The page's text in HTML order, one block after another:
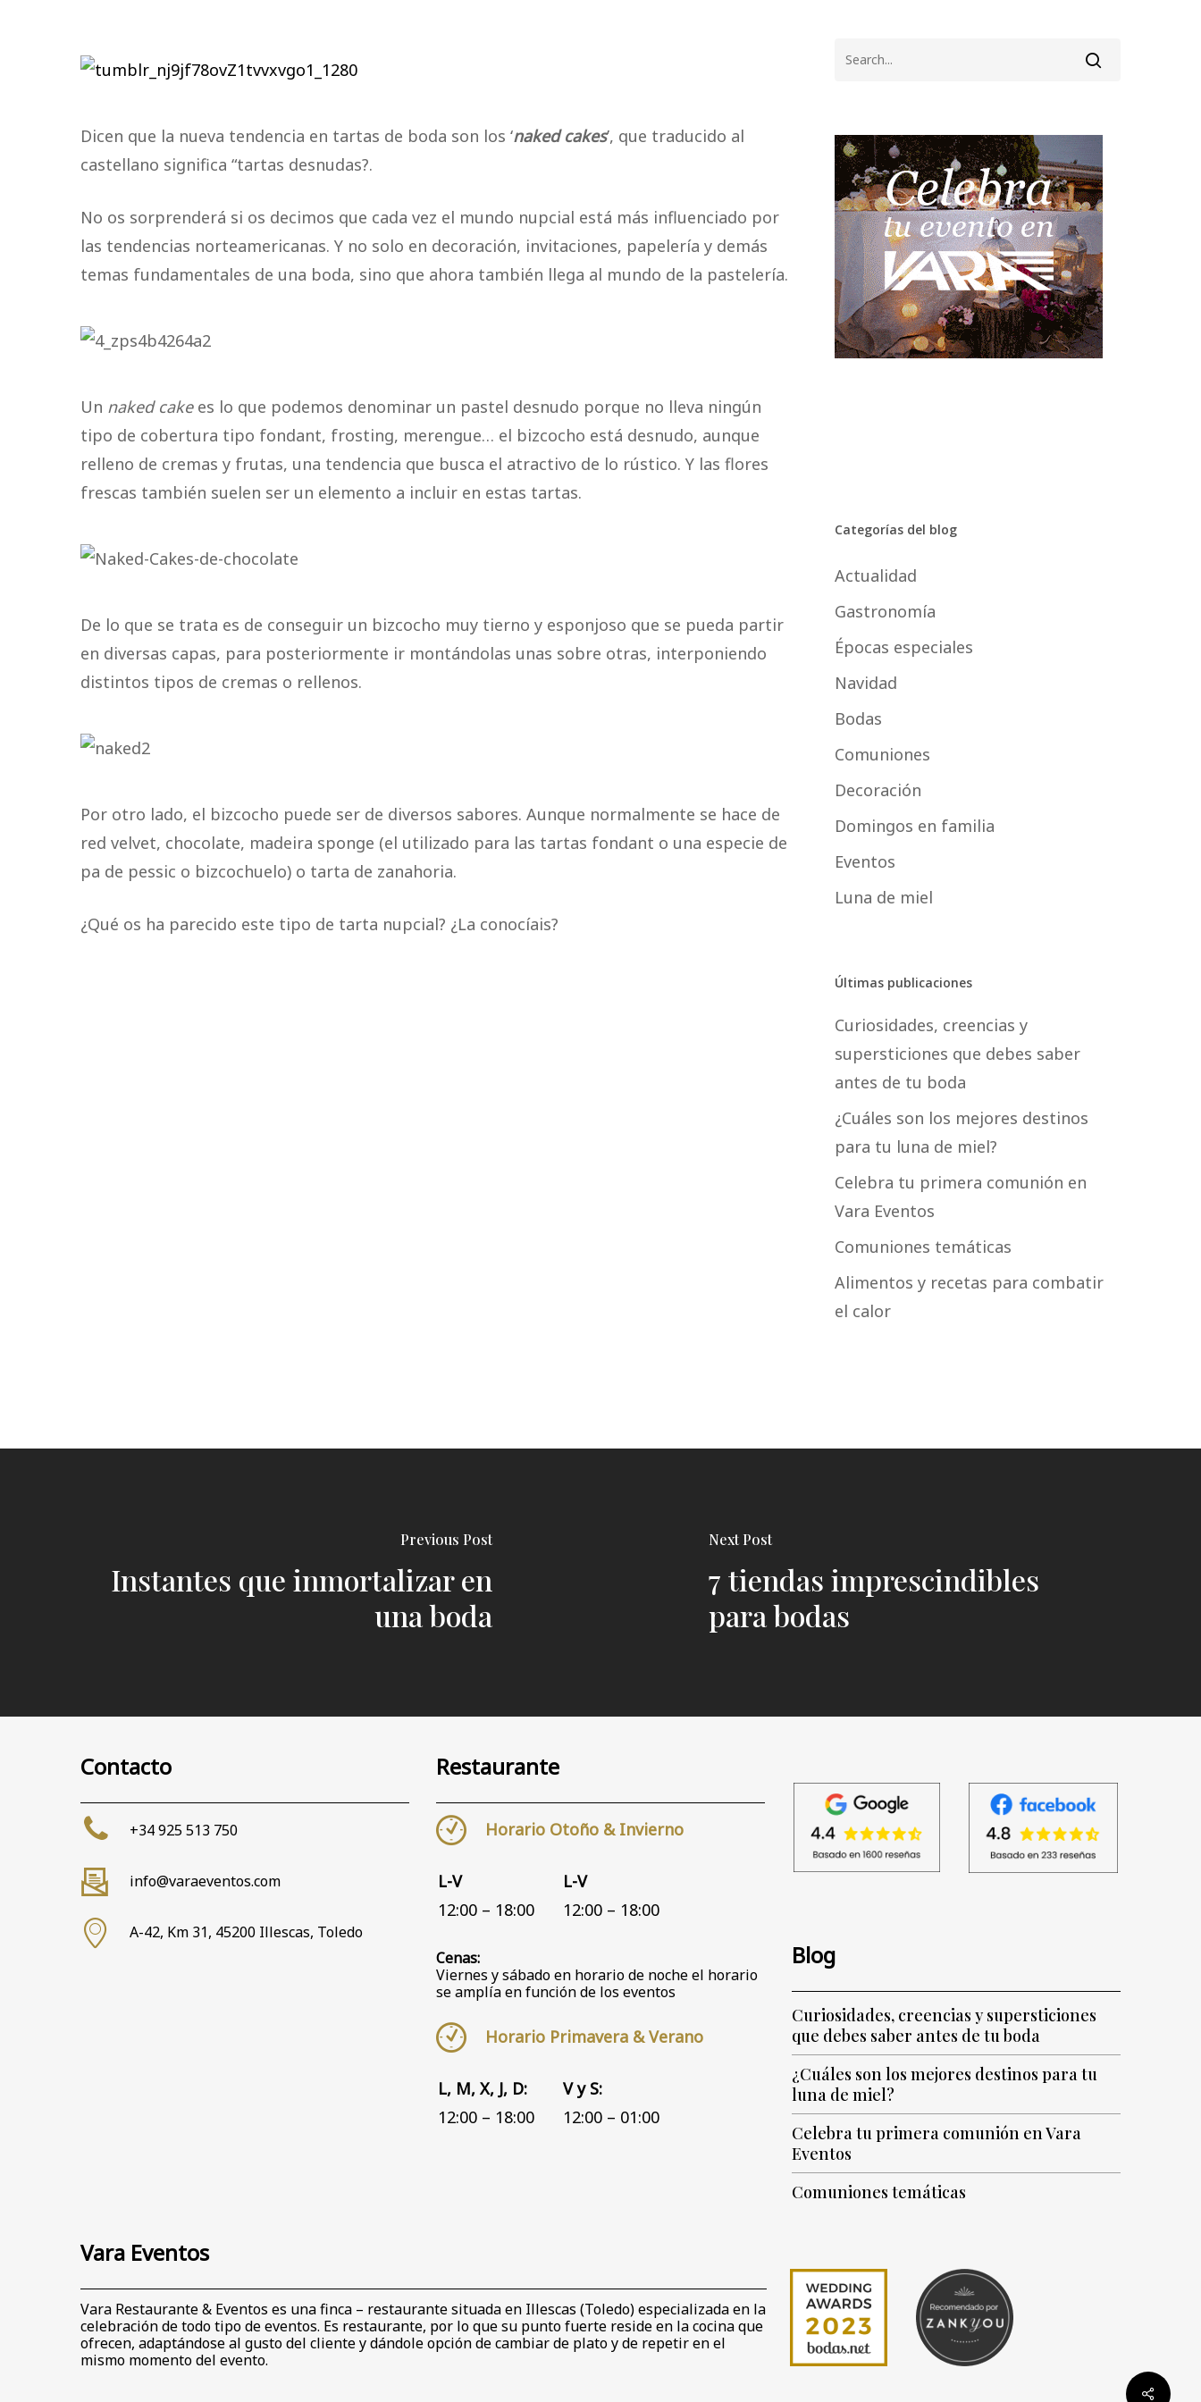
Dicen que la nueva tendencia en tartas de boda son los ‘naked cakes’, que traducido al
castellano significa “tartas desnudas?.
No os sorprenderá si os decimos que cada vez el mundo nupcial está más influenciado por
las tendencias norteamericanas. Y no solo en decoración, invitaciones, papelería y demás
temas fundamentales de una boda, sino que ahora también llega al mundo de la pastelería.
Un naked cakees lo que podemos denominar un pastel desnudo porque no lleva ningún
tipo de cobertura tipo fondant, frosting, merengue… el bizcocho está desnudo, aunque
relleno de cremas y frutas, una tendencia que busca el atractivo de lo rústico. Y las flores
frescas también suelen ser un elemento a incluir en estas tartas.
De lo que se trata es de conseguir un bizcocho muy tierno y esponjoso que se pueda partir
en diversas capas, para posteriormente ir montándolas unas sobre otras, interponiendo
distintos tipos de cremas o rellenos.
Por otro lado, el bizcocho puede ser de diversos sabores. Aunque normalmente se hace de
red velvet, chocolate, madeira sponge (el utilizado para las tartas fondant o una especie de
pa de pessic o bizcochuelo) o tarta de zanahoria.
¿Qué os ha parecido este tipo de tarta nupcial? ¿La conocíais?
Categorías del blog
Actualidad
Gastronomía
Épocas especiales
Navidad
Bodas
Comuniones
Decoración
Domingos en familia
Eventos
Luna de miel
Últimas publicaciones
Curiosidades, creencias y
supersticiones que debes saber
antes de tu boda
¿Cuáles son los mejores destinos
para tu luna de miel?
Celebra tu primera comunión en
Vara Eventos
Comuniones temáticas
Alimentos y recetas para combatir
el calor
Previous Post
Instantes que inmortalizar en
una boda
Next Post
7 tiendas imprescindibles
para bodas
Contacto
+34 925 513 750
info@varaeventos.com
A-42, Km 31, 45200 Illescas, Toledo
Restaurante
Horario Otoño & Invierno
L-V
12:00 – 18:00
L-V
12:00 – 18:00
Cenas:
Viernes y sábado en horario de noche el horario
se amplía en función de los eventos
Horario Primavera & Verano
L, M, X, J, D:
12:00 – 18:00
V y S:
12:00 – 01:00
Blog
Curiosidades, creencias y supersticiones
que debes saber antes de tu boda
¿Cuáles son los mejores destinos para tu
luna de miel?
Celebra tu primera comunión en Vara
Eventos
Comuniones temáticas
Vara Eventos
Vara Restaurante & Eventos es una finca – restaurante situada en Illescas (Toledo) especializada en la
celebración de todo tipo de eventos. Es restaurante, por lo que su punto fuerte reside en la cocina que
ofrecen, adaptándose al gusto del cliente y dándole opción de cambiar de plato y de repetir en el
mismo momento del evento.